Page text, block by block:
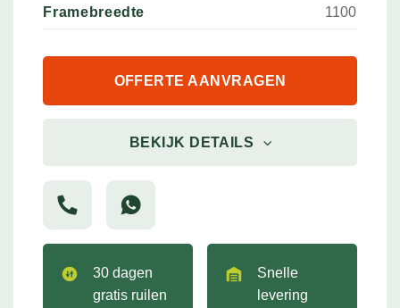
Framebreedte 1100
OFFERTE AANVRAGEN
BEKIJK DETAILS
30 dagen
gratis ruilen
Snelle
levering